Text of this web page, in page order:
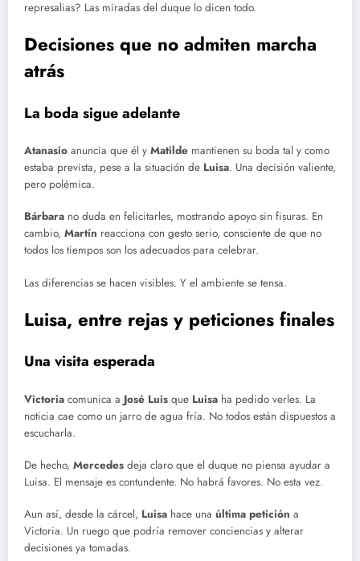
represalias? Las miradas del duque lo dicen todo.
Decisiones que no admiten marcha
atrás
La boda sigue adelante
Atanasio anuncia que él y Matilde mantienen su boda tal y como
estaba prevista, pese a la situación de Luisa. Una decisión valiente,
pero polémica.
Bárbara no duda en felicitarles, mostrando apoyo sin fisuras. En
cambio, Martín reacciona con gesto serio, consciente de que no
todos los tiempos son los adecuados para celebrar.
Las diferencias se hacen visibles. Y el ambiente se tensa.
Luisa, entre rejas y peticiones finales
Una visita esperada
Victoria comunica a José Luis que Luisa ha pedido verles. La
noticia cae como un jarro de agua fría. No todos están dispuestos a
escucharla.
De hecho, Mercedes deja claro que el duque no piensa ayudar a
Luisa. El mensaje es contundente. No habrá favores. No esta vez.
Aun así, desde la cárcel, Luisa hace una última petición a
Victoria. Un ruego que podría remover conciencias y alterar
decisiones ya tomadas.